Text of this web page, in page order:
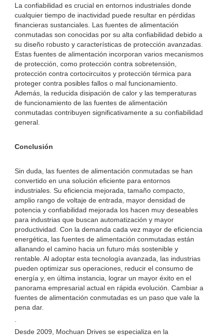
La confiabilidad es crucial en entornos industriales donde
cualquier tiempo de inactividad puede resultar en pérdidas
financieras sustanciales. Las fuentes de alimentación
conmutadas son conocidas por su alta confiabilidad debido a
su diseño robusto y características de protección avanzadas.
Estas fuentes de alimentación incorporan varios mecanismos
de protección, como protección contra sobretensión,
protección contra cortocircuitos y protección térmica para
proteger contra posibles fallos o mal funcionamiento.
Además, la reducida disipación de calor y las temperaturas
de funcionamiento de las fuentes de alimentación
conmutadas contribuyen significativamente a su confiabilidad
general.
Conclusión
Sin duda, las fuentes de alimentación conmutadas se han
convertido en una solución eficiente para entornos
industriales. Su eficiencia mejorada, tamaño compacto,
amplio rango de voltaje de entrada, mayor densidad de
potencia y confiabilidad mejorada los hacen muy deseables
para industrias que buscan automatización y mayor
productividad. Con la demanda cada vez mayor de eficiencia
energética, las fuentes de alimentación conmutadas están
allanando el camino hacia un futuro más sostenible y
rentable. Al adoptar esta tecnología avanzada, las industrias
pueden optimizar sus operaciones, reducir el consumo de
energía y, en última instancia, lograr un mayor éxito en el
panorama empresarial actual en rápida evolución. Cambiar a
fuentes de alimentación conmutadas es un paso que vale la
pena dar.
Desde 2009, Mochuan Drives se especializa en la